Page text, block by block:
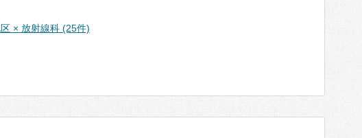
× 放射線科 (25件)